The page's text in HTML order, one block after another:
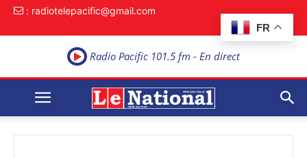
FR
: radiotelepacific@gmail.com
Radio Pacific 101.5 fm - En direct